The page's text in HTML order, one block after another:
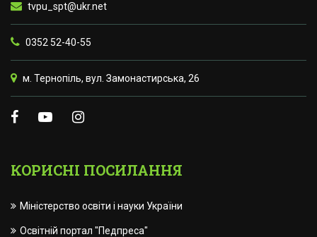
tvpu_spt@ukr.net
0352 52-40-55
м. Тернопіль, вул. Замонастирська, 26
КОРИСНІ ПОСИЛАННЯ
Міністерство освіти і науки України
Освітній портал "Педпреса"